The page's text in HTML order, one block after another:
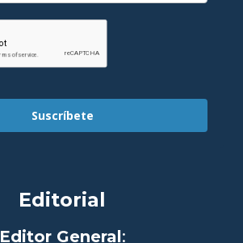
Suscríbete
Editorial
Editor General: